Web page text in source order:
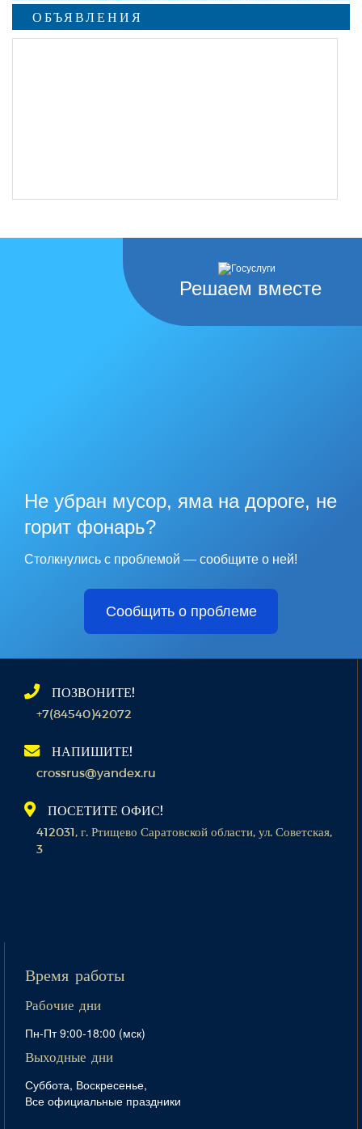
ОБЪЯВЛЕНИЯ
Решаем вместе
Не убран мусор, яма на дороге, не
горит фонарь?
Столкнулись с проблемой — сообщите о ней!
Сообщить о проблеме
ПОЗВОНИТЕ!
+7(84540)42072
НАПИШИТЕ!
crossrus@yandex.ru
ПОСЕТИТЕ ОФИС!
412031, г. Ртищево Саратовской области, ул. Советская,
3
Время работы
Рабочие дни
Пн-Пт 9:00-18:00 (мск)
Выходные дни
Суббота, Воскресенье,
Все официальные праздники